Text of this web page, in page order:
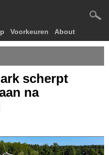
Voorkeuren About
scherpt
na